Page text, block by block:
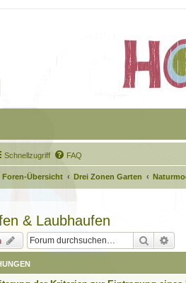
Schnellzugriff FAQ
Foren-Übersicht Drei Zonen Garten
& Laubhaufen
Suche